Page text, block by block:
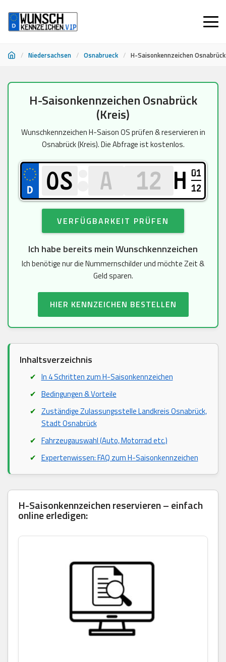
/ Niedersachsen / Osnabrueck / H-Saisonkennzeichen
H-Saisonkennzeichen Osnabrück
(Kreis)
Wunschkennzeichen H-Saison OS prüfen & reservieren in
Osnabrück (Kreis). Die Abfrage ist kostenlos.
H 01
12
VERFÜGBARKEIT PRÜFEN
Ich habe bereits mein Wunschkennzeichen
Ich benötige nur die Nummernschilder und möchte Zeit &
Geld sparen.
HIER KENNZEICHEN BESTELLEN
Inhaltsverzeichnis
In 4 Schritten zum H-Saisonkennzeichen
Bedingungen & Vorteile
Zuständige Zulassungsstelle Landkreis Osnabrück,
Stadt Osnabrück
Fahrzeugauswahl (Auto, Motorrad etc.)
Expertenwissen: FAQ zum H-Saisonkennzeichen
H-Saisonkennzeichen reservieren – einfach
online erledigen: